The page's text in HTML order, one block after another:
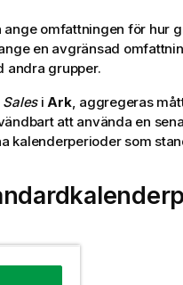
omfattningen för hur
en avgränsad
andra grupper.
Salesi Ark, aggregeras
att använda en
kalenderperioder som